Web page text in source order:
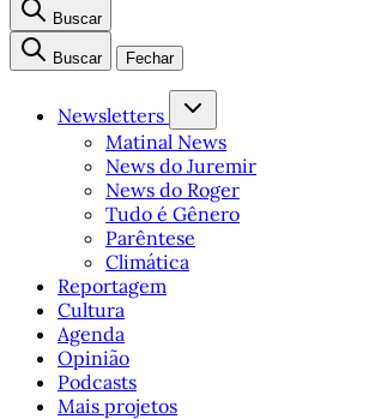
Buscar
Buscar Fechar
Newsletters
Matinal News
News do Juremir
News do Roger
Tudo é Gênero
Parêntese
Climática
Reportagem
Cultura
Agenda
Opinião
Podcasts
Mais projetos